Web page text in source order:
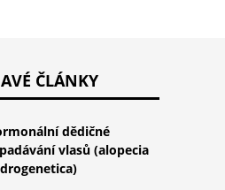
ČLÁNKY
dědičné
vlasů (alopecia